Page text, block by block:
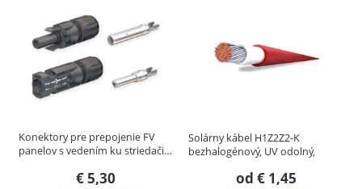
Konektory pre prepojenie FV
panelov s vedením ku striedači…
€5,30
Solárny kábel H1Z2Z2-K
bezhalogénový, UV odolný,
od €1,45